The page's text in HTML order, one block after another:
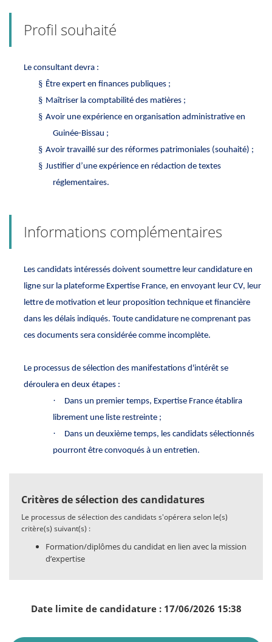
Profil souhaité
Le consultant devra :
§ Être expert en finances publiques ;
§ Maîtriser la comptabilité des matières ;
§ Avoir une expérience en organisation administrative en
Guinée-Bissau ;
§ Avoir travaillé sur des réformes patrimoniales (souhaité) ;
§ Justifier d’une expérience en rédaction de textes
réglementaires.
Informations complémentaires
Les candidats intéressés doivent soumettre leur candidature en
ligne sur la plateforme Expertise France, en envoyant leur CV, leur
lettre de motivation et leur proposition technique et financière
dans les délais indiqués. Toute candidature ne comprenant pas
ces documents sera considérée comme incomplète.
Le processus de sélection des manifestations d'intérêt se
déroulera en deux étapes :
·
Dans un premier temps, Expertise France établira
librement une liste restreinte ;
·
Dans un deuxième temps, les candidats sélectionnés
pourront être convoqués à un entretien.
Critères de sélection des candidatures
Le processus de sélection des candidats s'opérera selon le(s)
critère(s) suivant(s) :
Formation/diplômes du candidat en lien avec la mission
d’expertise
Date limite de candidature : 17/06/2026 15:38